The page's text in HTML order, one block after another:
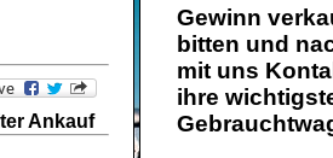
Ankauf
Gewinn
bitten und
mit uns
ihre